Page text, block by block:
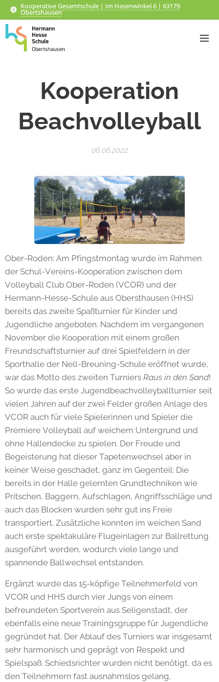
Kooperative Gesamtschule | Im Hasenwinkel 6 | 63179
Obertshausen
Kooperation
Beachvolleyball
06.06.2022
Ober-Roden: Am Pfingstmontag wurde im Rahmen
der Schul-Vereins-Kooperation zwischen dem
Volleyball Club Ober-Roden (VCOR) und der
Hermann-Hesse-Schule aus Obersthausen (HHS)
bereits das zweite Spaßturnier für Kinder und
Jugendliche angeboten. Nachdem im vergangenen
November die Kooperation mit einem großen
Freundschaftsturnier auf drei Spielfeldern in der
Sporthalle der Nell-Breuning-Schule eröffnet wurde,
war das Motto des zweiten Turniers Raus in den Sand!
So wurde das erste Jugendbeachvolleyballturnier seit
vielen Jahren auf der zwei Felder großen Anlage des
VCOR auch für viele Spielerinnen und Spieler die
Premiere Volleyball auf weichem Untergrund und
ohne Hallendecke zu spielen. Der Freude und
Begeisterung hat dieser Tapetenwechsel aber in
keiner Weise geschadet, ganz im Gegenteil: Die
bereits in der Halle gelernten Grundtechniken wie
Pritschen, Baggern, Aufschlagen, Angriffsschläge und
auch das Blocken wurden sehr gut ins Freie
transportiert. Zusätzliche konnten im weichen Sand
auch erste spektakuläre Flugeinlagen zur Ballrettung
ausgeführt werden, wodurch viele lange und
spannende Ballwechsel entstanden.
Ergänzt wurde das 15-köpfige Teilnehmerfeld von
VCOR und HHS durch vier Jungs von einem
befreundeten Sportverein aus Seligenstadt, der
ebenfalls eine neue Trainingsgruppe für Jugendliche
gegründet hat. Der Ablauf des Turniers war insgesamt
sehr harmonisch und geprägt von Respekt und
Spielspaß. Schiedsrichter wurden nicht benötigt, da es
den Teilnehmern fast ausnahmslos gelang,